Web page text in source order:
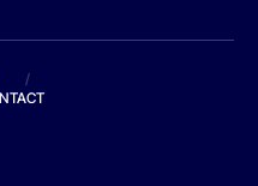
/